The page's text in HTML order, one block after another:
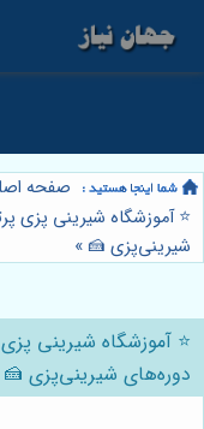
صفحه
⭐️ آموزشگاه شیرینی پزی
شیرینی‌پزی 🍰 »
⭐️ آموزشگاه شیرینی
دوره‌های شیرینی‌پزی 🍰